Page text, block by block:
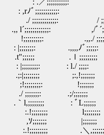
.／;;;;;;;;;;: ,,ﾉ'ﾞ"ﾞ
: ,rﾉﾞ
./
.,,
.,,./ ;;;;:
: |;;;;;;;: .,,,,
.t";;;;;; .ｌ
: |;;;;;;;;: : l./ ;;;;:
.;:|;;;;;;;; ;:,!;;;;;;;
!;;;;;;;
;;;;;;;: .;/;;;;;;;
l,;;;;;;;; : ﾞL;;;;;;
l;;;;;;;; .
,ｿ;;;;;;;
:.!;;;;;;;;; .＼